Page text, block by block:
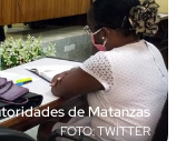
de Matanzas
TWITTER